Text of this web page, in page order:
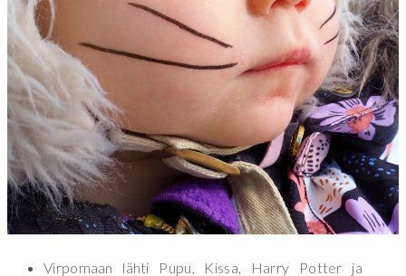
Virpomaan lähti Pupu, Kissa, Harry Potter ja